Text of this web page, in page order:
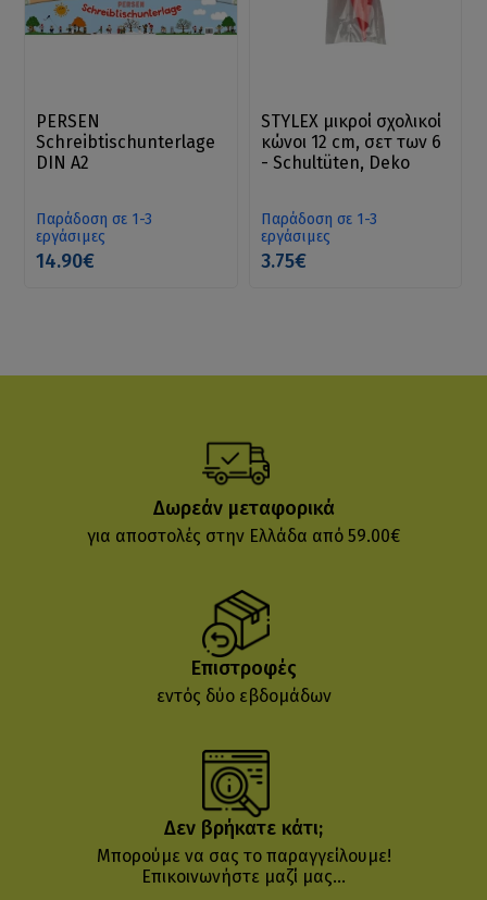
PERSEN
Schreibtischunterlage
DIN A2
Παράδοση σε 1-3
εργάσιμες
14.90€
STYLEX μικροί σχολικοί
κώνοι 12 cm, σετ των 6
- Schultüten, Deko
Παράδοση σε 1-3
εργάσιμες
3.75€
Δωρεάν μεταφορικά
για αποστολές στην Ελλάδα από 59.00€
Επιστροφές
εντός δύο εβδομάδων
Δεν βρήκατε κάτι;
Μπορούμε να σας το παραγγείλουμε!
Επικοινωνήστε μαζί μας...